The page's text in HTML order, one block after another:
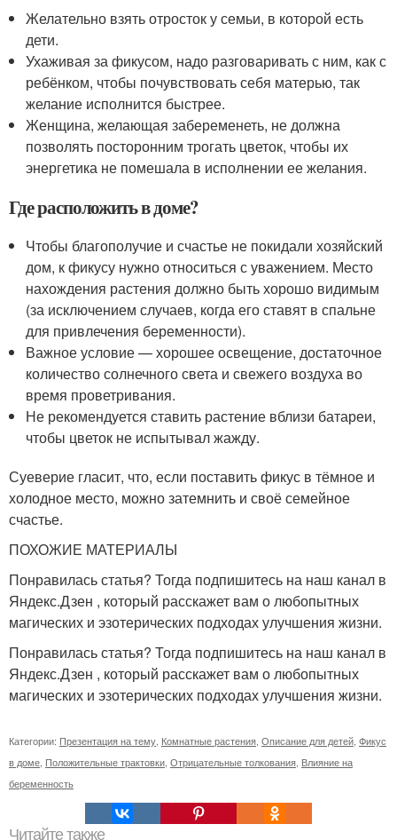
Желательно взять отросток у семьи, в которой есть
дети.
Ухаживая за фикусом, надо разговаривать с ним, как с
ребёнком, чтобы почувствовать себя матерью, так
желание исполнится быстрее.
Женщина, желающая забеременеть, не должна
позволять посторонним трогать цветок, чтобы их
энергетика не помешала в исполнении ее желания.
Где расположить в доме?
Чтобы благополучие и счастье не покидали хозяйский
дом, к фикусу нужно относиться с уважением. Место
нахождения растения должно быть хорошо видимым
(за исключением случаев, когда его ставят в спальне
для привлечения беременности).
Важное условие — хорошее освещение, достаточное
количество солнечного света и свежего воздуха во
время проветривания.
Не рекомендуется ставить растение вблизи батареи,
чтобы цветок не испытывал жажду.
Суеверие гласит, что, если поставить фикус в тёмное и
холодное место, можно затемнить и своё семейное
счастье.
ПОХОЖИЕ МАТЕРИАЛЫ
Понравилась статья? Тогда подпишитесь на наш канал в
Яндекс.Дзен , который расскажет вам о любопытных
магических и эзотерических подходах улучшения жизни.
Понравилась статья? Тогда подпишитесь на наш канал в
Яндекс.Дзен , который расскажет вам о любопытных
магических и эзотерических подходах улучшения жизни.
Категории: Презентация на тему, Комнатные растения, Описание для детей, Фикус
в доме, Положительные трактовки, Отрицательные толкования, Влияние на
беременность
Читайте также